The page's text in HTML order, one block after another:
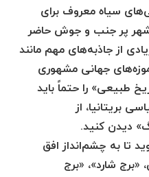
سیاه معروف برای
شهر پر جنب و جوش حاضر
از جاذبه‌های مهم مانند
جهانی مشهوری
طبیعی» را حتماً باید
بریتانیا، از
دیدن کنید.
تا به چشم‌انداز افق
شارد»، «برج